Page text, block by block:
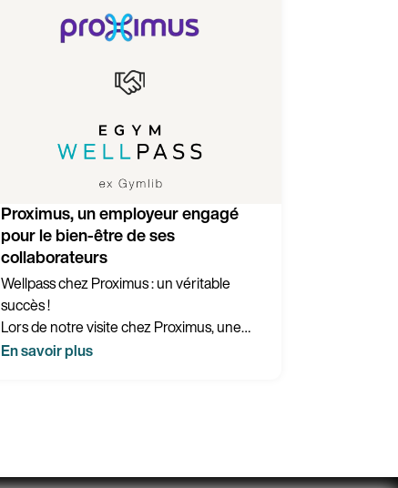
Proximus, un employeur engagé
pour le bien-être de ses
collaborateurs
Wellpass chez Proximus : un véritable
succès !
Lors de notre visite chez Proximus, une
évidence s’est imposée : Wellpass n’est
quotidien, le mouvement fait clairement
En savoir plus